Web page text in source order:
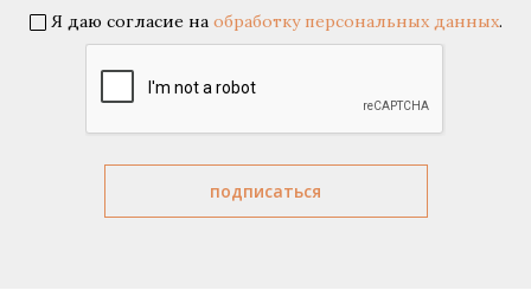
Я даю согласие на обработку персональных данных.